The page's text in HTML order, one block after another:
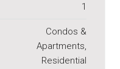
1
Condos &
Apartments,
Residential